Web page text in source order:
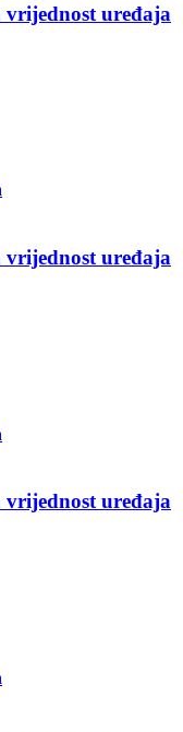
vrijednost uređaja
vrijednost uređaja
vrijednost uređaja